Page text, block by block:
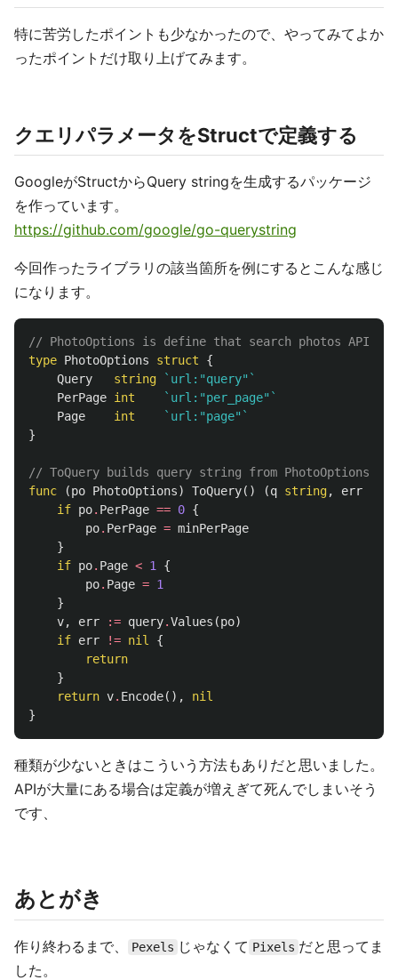
特に苦労したポイントも少なかったので、やってみてよか
ったポイントだけ取り上げてみます。
クエリパラメータをStructで定義する
GoogleがStructからQuery stringを生成するパッケージ
を作っています。
https://github.com/google/go-querystring
今回作ったライブラリの該当箇所を例にするとこんな感じ
になります。
// PhotoOptions is define that search photos API's
type PhotoOptions struct
{
Query
string
`url:"query"`
PerPage int
`url:"per_page"`
Page
int
`url:"page"`
}
// ToQuery builds query string from PhotoOptions
func
(po PhotoOptions) ToQuery() (q string, err
if po. PerPage == 0 {
po. PerPage = minPerPage
}
if po. Page < 1
{
po. Page = 1
}
v, err := query.Values (po)
if err != nil
{
return
}
return v. Encode(),
nil
}
種類が少ないときはこういう方法もありだと思いました。
APIが大量にある場合は定義が増えぎて死んでしまいそう
です、
あとがき
作り終わるまで、 Pexels じゃなくて Pixels だと思ってま
した。